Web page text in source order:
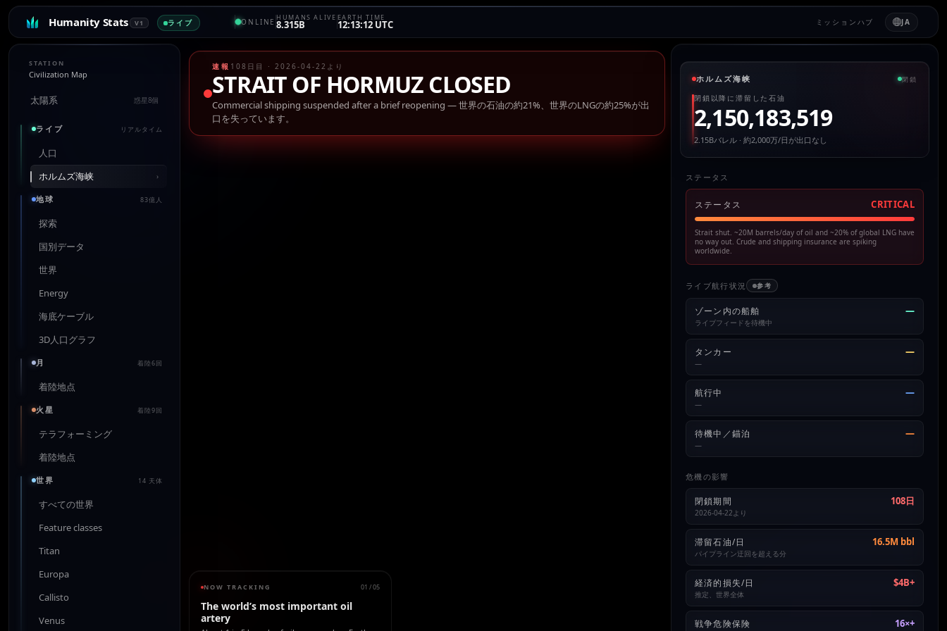
Humanity Stats V1 ライブ ONLINE HUMANS ALIVE
8.315B
EARTH TIME
12:13:12 UTC ミッションハブ JA
STATION
Civilization Map
太陽系 惑星8個
ライブ リアルタイム
人口
ホルムズ海峡
›
地球 83億人
探索
国別データ
世界
Energy
海底ケーブル
3D人口グラフ
月 着陸6回
着陸地点
火星 着陸9回
テラフォーミング
着陸地点
世界 14 天体
すべての世界
Feature classes
Titan
Europa
Callisto
Venus
速報 108日目 · 2026-04-22より
STRAIT OF HORMUZ CLOSED
Commercial shipping suspended after a brief reopening —世界の石油の約21%、世界のLNGの約25%が出
口を失っています。
NOW TRACKING 01 /05
The world’s most important oil
artery
ホルムズ海峡 閉鎖
閉鎖以降に滞留した石油
2,150,183,519
2.15Bバレル · 約2,000万/日が出口なし
ステータス
ステータス CRITICAL
Strait shut. ~20M barrels/day of oil and ~20% of global LNG have
no way out. Crude and shipping insurance are spiking
worldwide.
ライブ航行状況 参考
ゾーン内の船舶 —
ライブフィードを待機中
タンカー —
—
航行中 —
—
待機中／錨泊 —
—
危機の影響
閉鎖期間 108日
2026-04-22より
滞留石油/日 16.5M bbl
パイプライン迂回を超える分
経済的損失/日 $4B+
推定、世界全体
戦争危険保険 16×+